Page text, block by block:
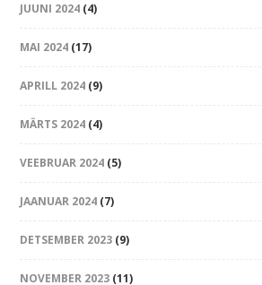
JUUNI 2024 (4)
MAI 2024 (17)
APRILL 2024 (9)
MÄRTS 2024 (4)
VEEBRUAR 2024 (5)
JAANUAR 2024 (7)
DETSEMBER 2023 (9)
NOVEMBER 2023 (11)